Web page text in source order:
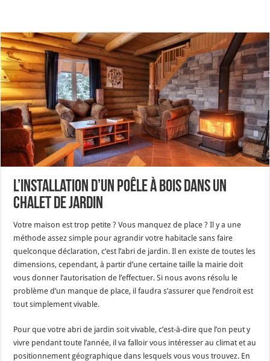
L’installation d’un poêle à bois dans un
chalet de jardin
Votre maison est trop petite ? Vous manquez de place ? Il y a une
méthode assez simple pour agrandir votre habitacle sans faire
quelconque déclaration, c’est l’abri de jardin. Il en existe de toutes les
dimensions, cependant, à partir d’une certaine taille la mairie doit
vous donner l’autorisation de l’effectuer. Si nous avons résolu le
problème d’un manque de place, il faudra s’assurer que l’endroit est
tout simplement vivable.
Pour que votre abri de jardin soit vivable, c’est-à-dire que l’on peut y
vivre pendant toute l’année, il va falloir vous intéresser au climat et au
positionnement géographique dans lesquels vous vous trouvez. En